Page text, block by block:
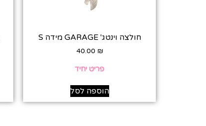
חולצה וינטג' GARAGE מידה S
40.00 ₪
פריט יחיד
הוספה לסל